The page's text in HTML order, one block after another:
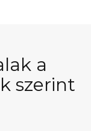
a
szerint